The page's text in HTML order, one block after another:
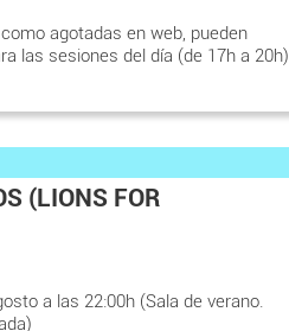
agotadas en web, pueden
las sesiones del día (de 17h a 20h)
(LIONS FOR
a las 22:00h (Sala de verano.